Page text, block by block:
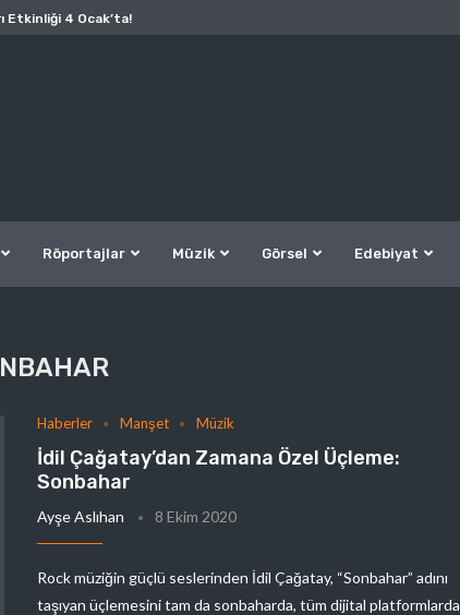
Etkinliği 4 Ocak’ta!
Röportajlar Müzik Görsel Edebiyat
Haberler Manşet Müzik
İdil Çağatay’dan Zamana Özel Üçleme:
Sonbahar
Ayşe Aslıhan 8 Ekim 2020
Rock müziğin güçlü seslerinden İdil Çağatay, “Sonbahar” adını
taşıyan üçlemesini tam da sonbaharda, tüm dijital platformlarda